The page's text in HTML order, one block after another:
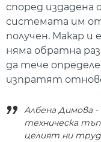
според издадена
системата им
получен. Макар
няма обратна
да тече
изпратят
Албена Димова -
техническа
целият ни